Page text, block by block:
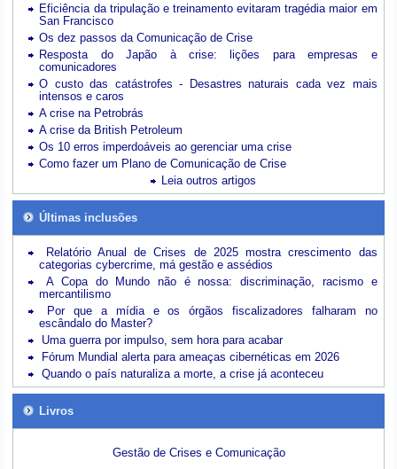
Eficiência da tripulação e treinamento evitaram tragédia maior em
San Francisco
Os dez passos da Comunicação de Crise
Resposta do Japão à crise: lições para empresas e
comunicadores
O custo das catástrofes -
Desastres naturais cada vez mais
intensos e caros
A crise na Petrobrás
A crise da British Petroleum
Os 10 erros imperdoáveis ao gerenciar uma crise
Como fazer um Plano de Comunicação de Crise
Leia outros artigos
Últimas inclusões
Relatório Anual de Crises de 2025 mostra crescimento das
categorias cybercrime, má gestão e assédios
A Copa do Mundo não é nossa: discriminação, racismo e
mercantilismo
Por que a mídia e os órgãos fiscalizadores falharam no
escândalo do Master?
Uma guerra por impulso, sem hora para acabar
Fórum Mundial alerta para ameaças cibernéticas em 2026
Quando o país naturaliza a morte, a crise já aconteceu
Livros
Gestão de Crises e Comunicação